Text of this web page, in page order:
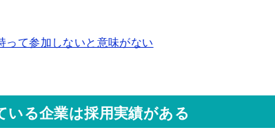
って参加しないと意味がない
いる企業は採用実績がある